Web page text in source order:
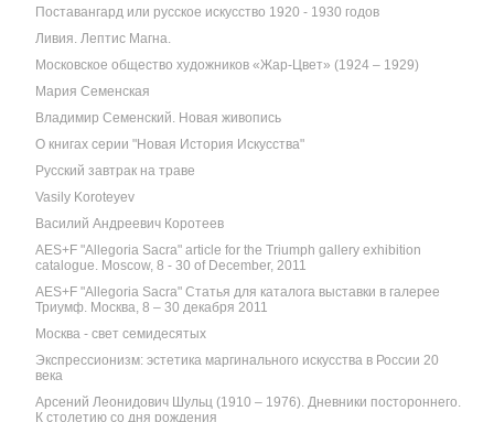
Поставангард или русское искусство 1920 - 1930 годов
Ливия. Лептис Магна.
Московское общество художников «Жар-Цвет» (1924 – 1929)
Мария Семенская
Владимир Семенский. Новая живопись
О книгах серии "Новая История Искусства"
Русский завтрак на траве
Vasily Koroteyev
Василий Андреевич Коротеев
AES+F "Allegoria Sacra" article for the Triumph gallery exhibition
catalogue. Moscow, 8 - 30 of December, 2011
AES+F "Allegoria Sacra" Статья для каталога выставки в галерее
Триумф. Москва, 8 – 30 декабря 2011
Москва - свет семидесятых
Экспрессионизм: эстетика маргинального искусства в России 20
века
Арсений Леонидович Шульц (1910 – 1976). Дневники постороннего.
К столетию со дня рождения